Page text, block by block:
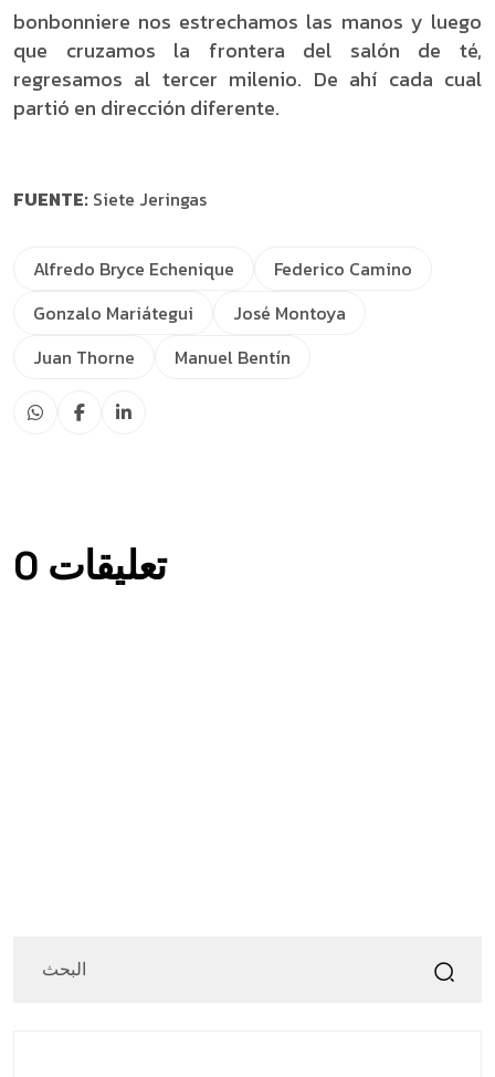
bonbonniere nos estrechamos las manos y luego
que cruzamos la frontera del salón de té,
regresamos al tercer milenio. De ahí cada cual
partió en dirección diferente.
FUENTE: Siete Jeringas
Alfredo Bryce Echenique
Federico Camino
Gonzalo Mariátegui
José Montoya
Juan Thorne
Manuel Bentín
0 تعليقات